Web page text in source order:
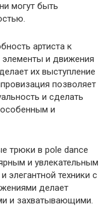
могут быть
артиста к
элементы и движения
их выступление
позволяет
и сделать
и
трюки в pole dance
и увлекательным
элегантной техники с
делает
и захватывающими.